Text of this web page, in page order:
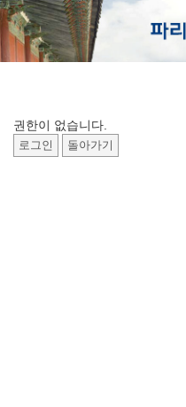
권한이 없습니다.
로그인 돌아가기